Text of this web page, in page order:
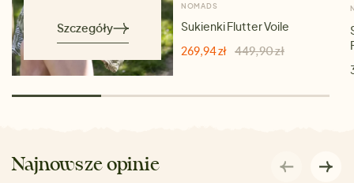
Szczegóły
NOMADS
Sukienki Flutter Voile
269,94 zł 449,90 zł
Najnowsze opinie